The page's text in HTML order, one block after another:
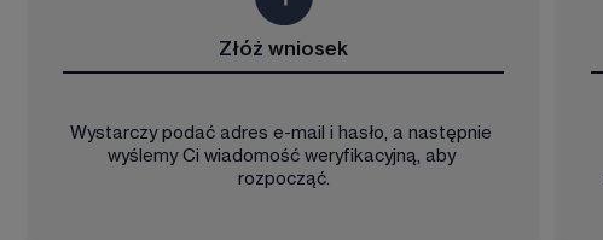
Złóż wniosek
Wystarczy podać adres e-mail i hasło, a następnie
wyślemy Ci wiadomość weryfikacyjną, aby
rozpocząć.